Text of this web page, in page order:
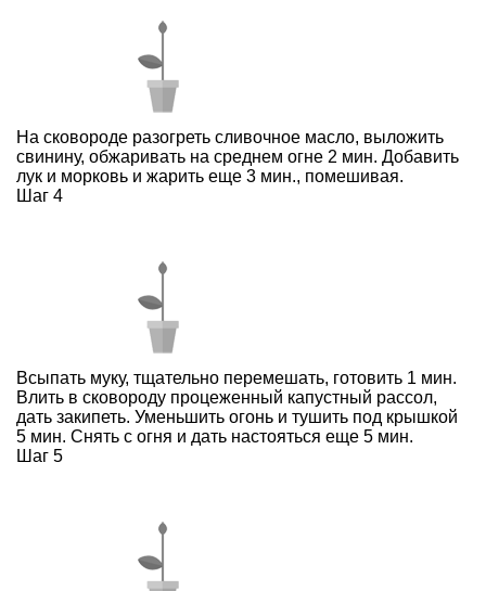
На сковороде разогреть сливочное масло, выложить
свинину, обжаривать на среднем огне 2 мин. Добавить
лук и морковь и жарить еще 3 мин., помешивая.
Шаг 4
Всыпать муку, тщательно перемешать, готовить 1 мин.
Влить в сковороду процеженный капустный рассол,
дать закипеть. Уменьшить огонь и тушить под крышкой
5 мин. Снять с огня и дать настояться еще 5 мин.
Шаг 5